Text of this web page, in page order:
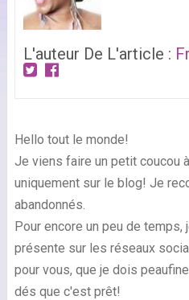
L'auteur De L'article :
Hello tout le monde!
Je viens faire un petit coucou
uniquement sur le blog! Je
abandonnés.
Pour encore un peu de
présente sur les réseaux
pour vous, que je dois
dés que c'est prêt!